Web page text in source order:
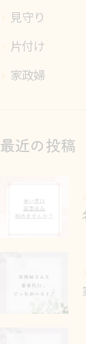
見守り
片付け
家政婦
最近の投稿